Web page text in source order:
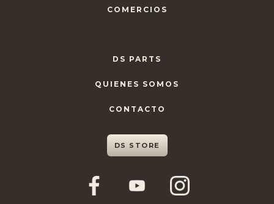
COMERCIOS
DS PARTS
QUIENES SOMOS
CONTACTO
DS STORE